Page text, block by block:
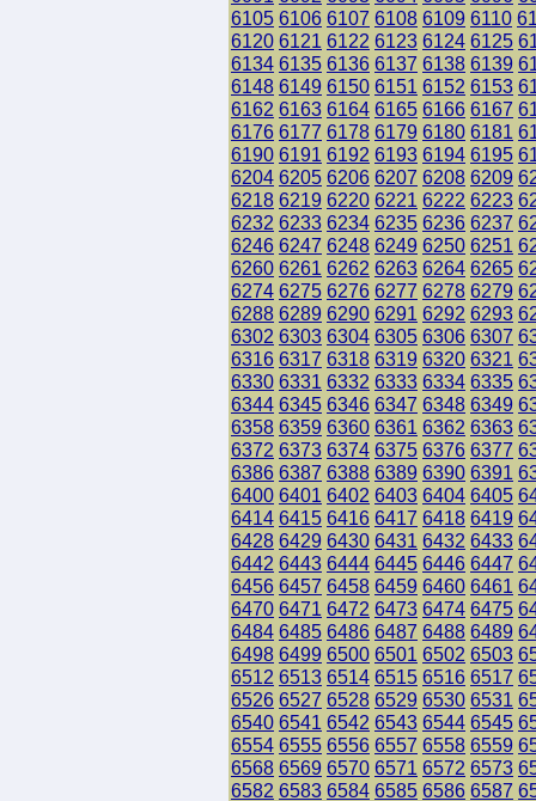
6105 6106 6107 6108 6109 6110
6120 6121 6122 6123 6124 6125
6134 6135 6136 6137 6138 6139
6148 6149 6150 6151 6152 6153
6162 6163 6164 6165 6166 6167
6176 6177 6178 6179 6180 6181
6190 6191 6192 6193 6194 6195
6204 6205 6206 6207 6208 6209
6218 6219 6220 6221 6222 6223
6232 6233 6234 6235 6236 6237
6246 6247 6248 6249 6250 6251
6260 6261 6262 6263 6264 6265
6274 6275 6276 6277 6278 6279
6288 6289 6290 6291 6292 6293
6302 6303 6304 6305 6306 6307
6316 6317 6318 6319 6320 6321
6330 6331 6332 6333 6334 6335
6344 6345 6346 6347 6348 6349
6358 6359 6360 6361 6362 6363
6372 6373 6374 6375 6376 6377
6386 6387 6388 6389 6390 6391
6400 6401 6402 6403 6404 6405
6414 6415 6416 6417 6418 6419
6428 6429 6430 6431 6432 6433
6442 6443 6444 6445 6446 6447
6456 6457 6458 6459 6460 6461
6470 6471 6472 6473 6474 6475
6484 6485 6486 6487 6488 6489
6498 6499 6500 6501 6502 6503
6512 6513 6514 6515 6516 6517
6526 6527 6528 6529 6530 6531
6540 6541 6542 6543 6544 6545
6554 6555 6556 6557 6558 6559
6568 6569 6570 6571 6572 6573
6582 6583 6584 6585 6586 6587